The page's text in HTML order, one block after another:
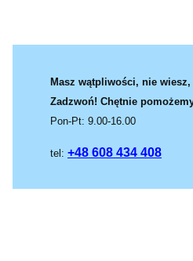
Masz wątpliwości, nie
Zadzwoń! Chętnie
Pon-Pt: 9.00-16.00
tel: +48 608 434 408